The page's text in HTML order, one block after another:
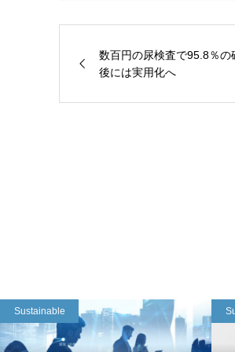
数百円の尿検査で95.8％
後には実用化へ
Sustainable